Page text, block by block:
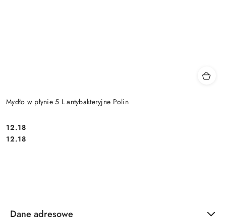
Mydło w płynie 5 L antybakteryjne Polin
Cena:
12.18
Cena:
12.18
Dane adresowe